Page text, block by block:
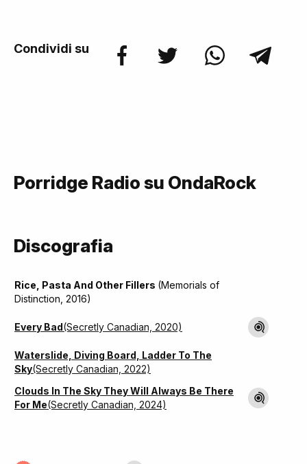
Condividi su
Porridge Radio su OndaRock
Discografia
Rice, Pasta And Other Fillers (Memorials of
Distinction, 2016)
Every Bad(Secretly Canadian, 2020)
Waterslide, Diving Board, Ladder To The
Sky(Secretly Canadian, 2022)
Clouds In The Sky They Will Always Be There
For Me(Secretly Canadian, 2024)